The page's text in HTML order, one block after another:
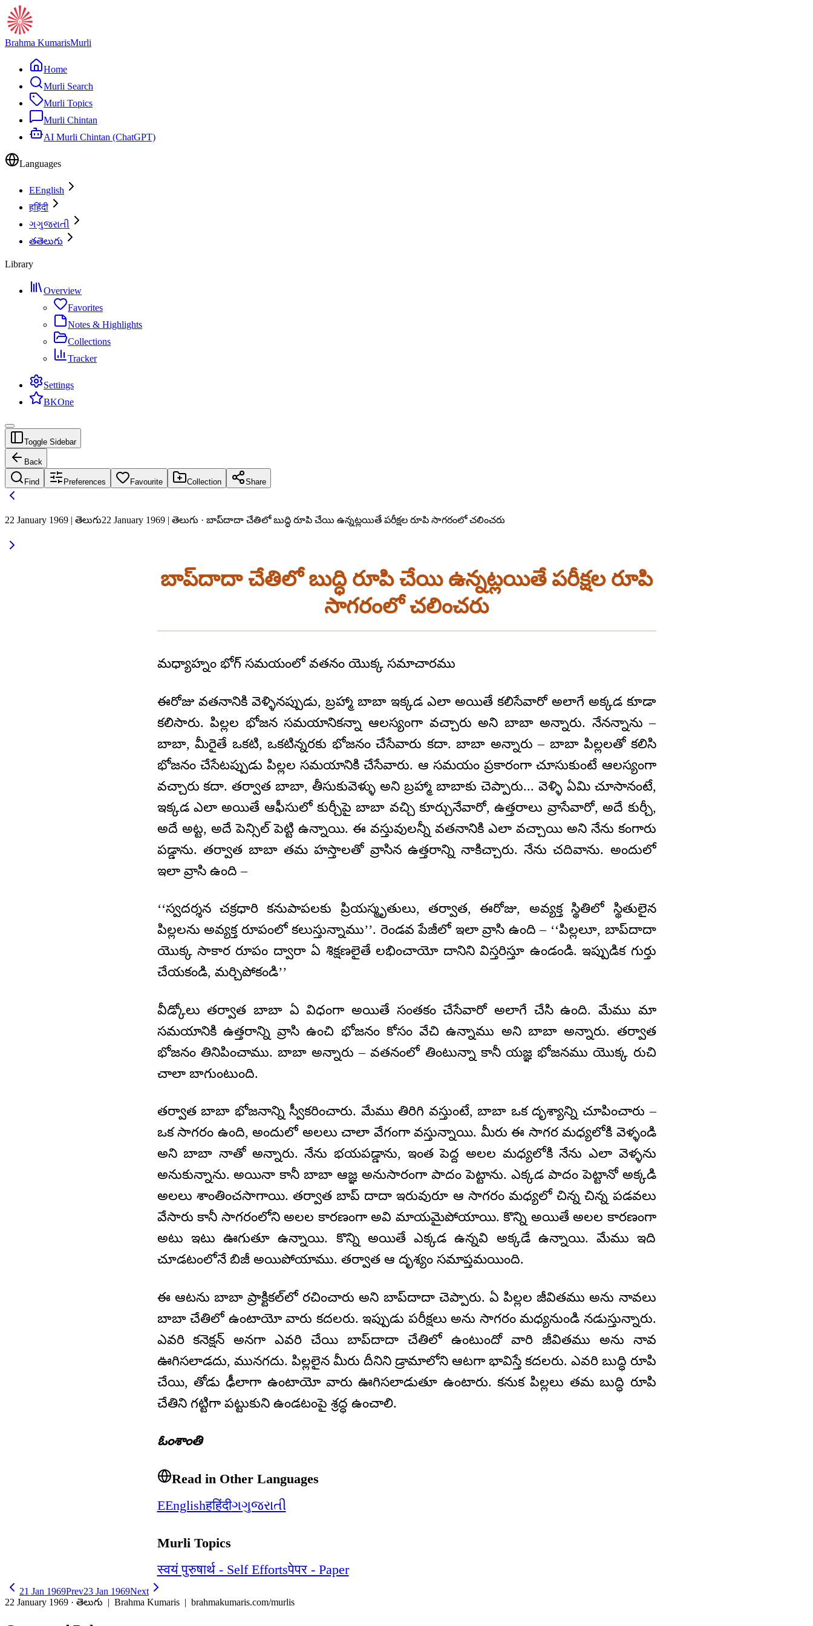
Brahma KumarisMurli
Home
Murli Search
Murli Topics
Murli Chintan
AI Murli Chintan (ChatGPT)
Languages
EEnglish
हहिंदी
ગગુજરાતી
తతెలుగు
Library
Overview
Favorites
Notes & Highlights
Collections
Tracker
Settings
BKOne
Toggle Sidebar
Back
Find Preferences Favourite Collection Share
22 January 1969 | తెలుగు22 January 1969 | తెలుగు · బాప్‌దాదా చేతిలో బుద్ధి రూపి చేయి ఉన్నట్లయితే పరీక్షల రూపి సాగరంలో చలించరు
బాప్‌దాదా చేతిలో బుద్ధి రూపి చేయి ఉన్నట్లయితే పరీక్షల రూపి
సాగరంలో చలించరు
మధ్యాహ్నం భోగ్ సమయంలో వతనం యొక్క సమాచారము
ఈరోజు వతనానికి వెళ్ళినప్పుడు, బ్రహ్మా బాబా ఇక్కడ ఎలా అయితే కలిసేవారో అలాగే అక్కడ కూడా
కలిసారు. పిల్లల భోజన సమయానికన్నా ఆలస్యంగా వచ్చారు అని బాబా అన్నారు. నేనన్నాను –
బాబా, మీరైతే ఒకటి, ఒకటిన్నరకు భోజనం చేసేవారు కదా. బాబా అన్నారు – బాబా పిల్లలతో కలిసి
భోజనం చేసేటప్పుడు పిల్లల సమయానికి చేసేవారు. ఆ సమయం ప్రకారంగా చూసుకుంటే ఆలస్యంగా
వచ్చారు కదా. తర్వాత బాబా, తీసుకువెళ్ళు అని బ్రహ్మా బాబాకు చెప్పారు... వెళ్ళి ఏమి చూసానంటే,
ఇక్కడ ఎలా అయితే ఆఫీసులో కుర్చీపై బాబా వచ్చి కూర్చునేవారో, ఉత్తరాలు వ్రాసేవారో, అదే కుర్చీ,
అదే అట్ట, అదే పెన్సిల్ పెట్టి ఉన్నాయి. ఈ వస్తువులన్నీ వతనానికి ఎలా వచ్చాయి అని నేను కంగారు
పడ్డాను. తర్వాత బాబా తమ హస్తాలతో వ్రాసిన ఉత్తరాన్ని నాకిచ్చారు. నేను చదివాను. అందులో
ఇలా వ్రాసి ఉంది –
‘‘స్వదర్శన చక్రధారి కనుపాపలకు ప్రియస్మృతులు, తర్వాత, ఈరోజు, అవ్యక్త స్థితిలో స్థితులైన
పిల్లలను అవ్యక్త రూపంలో కలుస్తున్నాము’’. రెండవ పేజీలో ఇలా వ్రాసి ఉంది – ‘‘పిల్లలూ, బాప్‌దాదా
యొక్క సాకార రూపం ద్వారా ఏ శిక్షణలైతే లభించాయో దానిని విస్తరిస్తూ ఉండండి. ఇప్పుడిక గుర్తు
చేయకండి, మర్చిపోకండి’’
వీడ్కోలు తర్వాత బాబా ఏ విధంగా అయితే సంతకం చేసేవారో అలాగే చేసి ఉంది. మేము మా
సమయానికి ఉత్తరాన్ని వ్రాసి ఉంచి భోజనం కోసం వేచి ఉన్నాము అని బాబా అన్నారు. తర్వాత
భోజనం తినిపించాము. బాబా అన్నారు – వతనంలో తింటున్నా కానీ యజ్ఞ భోజనము యొక్క రుచి
చాలా బాగుంటుంది.
తర్వాత బాబా భోజనాన్ని స్వీకరించారు. మేము తిరిగి వస్తుంటే, బాబా ఒక దృశ్యాన్ని చూపించారు –
ఒక సాగరం ఉంది, అందులో అలలు చాలా వేగంగా వస్తున్నాయి. మీరు ఈ సాగర మధ్యలోకి వెళ్ళండి
అని బాబా నాతో అన్నారు. నేను భయపడ్డాను, ఇంత పెద్ద అలల మధ్యలోకి నేను ఎలా వెళ్ళను
అనుకున్నాను. అయినా కానీ బాబా ఆజ్ఞ అనుసారంగా పాదం పెట్టాను. ఎక్కడ పాదం పెట్టానో అక్కడి
అలలు శాంతించసాగాయి. తర్వాత బాప్‌ దాదా ఇరువురూ ఆ సాగరం మధ్యలో చిన్న చిన్న పడవలు
వేసారు కానీ సాగరంలోని అలల కారణంగా అవి మాయమైపోయాయి. కొన్ని అయితే అలల కారణంగా
అటు ఇటు ఊగుతూ ఉన్నాయి. కొన్ని అయితే ఎక్కడ ఉన్నవి అక్కడే ఉన్నాయి. మేము ఇది
చూడటంలోనే బిజీ అయిపోయాము. తర్వాత ఆ దృశ్యం సమాప్తమయింది.
ఈ ఆటను బాబా ప్రాక్టికల్‌లో రచించారు అని బాప్‌దాదా చెప్పారు. ఏ పిల్లల జీవితము అను నావలు
బాబా చేతిలో ఉంటాయో వారు కదలరు. ఇప్పుడు పరీక్షలు అను సాగరం మధ్యనుండి నడుస్తున్నారు.
ఎవరి కనెక్షన్ అనగా ఎవరి చేయి బాప్‌దాదా చేతిలో ఉంటుందో వారి జీవితము అను నావ
ఊగిసలాడదు, మునగదు. పిల్లలైన మీరు దీనిని డ్రామాలోని ఆటగా భావిస్తే కదలరు. ఎవరి బుద్ధి రూపి
చేయి, తోడు ఢీలాగా ఉంటాయో వారు ఊగిసలాడుతూ ఉంటారు. కనుక పిల్లలు తమ బుద్ధి రూపి
చేతిని గట్టిగా పట్టుకుని ఉండటంపై శ్రద్ధ ఉంచాలి.
ఓంశాంతి
Read in Other Languages
EEnglishहहिंदीગગુજરાતી
Murli Topics
स्वयं पुरुषार्थ - Self Effortsपेपर - Paper
21 Jan 1969Prev23 Jan 1969Next
22 January 1969 · తెలుగు | Brahma Kumaris | brahmakumaris.com/murlis